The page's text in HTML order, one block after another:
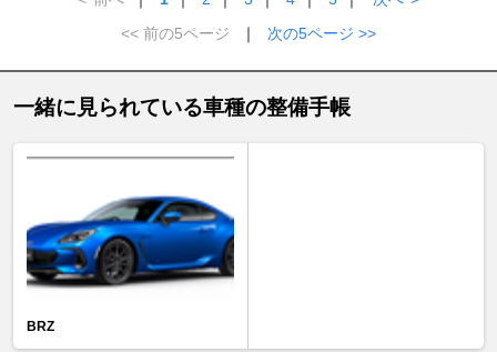
<< 前の5ページ
｜ 次の5ページ >>
一緒に見られている車種の整備手帳
BRZ